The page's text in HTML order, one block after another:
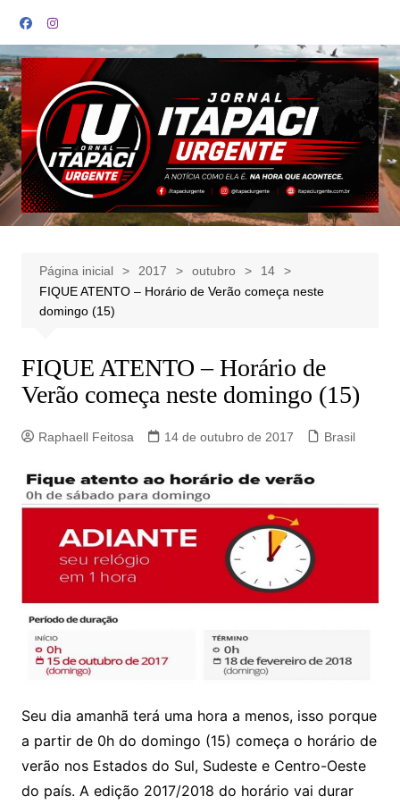
para
o
conteúdo
Página inicial 2017 outubro
14
FIQUE ATENTO – Horário de Verão começa neste
domingo (15)
FIQUE ATENTO – Horário de
Verão começa neste domingo (15)
Raphaell Feitosa 14 de outubro de 2017 Brasil
Seu dia amanhã terá uma hora a menos, isso porque
a partir de 0h do domingo (15) começa o horário de
verão nos Estados do Sul, Sudeste e Centro-Oeste
do país. A edição 2017/2018 do horário vai durar